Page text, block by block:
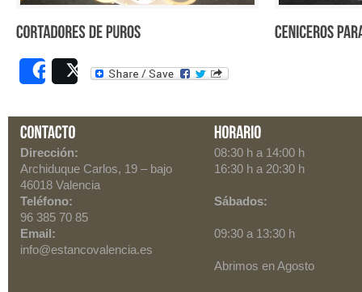
SharePost
Dirección:
Archiduque Carlos, 19 – bajo
46018 Valencia
Teléfono:
96 385 70 85
Email:
info@estancovalencia.es
08:30 h a 14:00 h
16:30 h a 20:30 h
Sábados:
09:30 a 13:30 h
Abrimos en Agosto